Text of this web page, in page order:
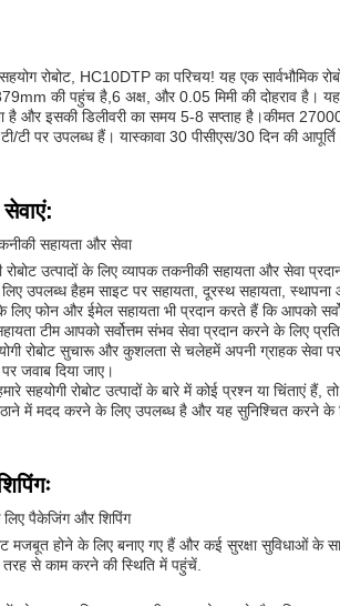
रोबोट, HC10DTP का परिचय! यह एक सार्वभौमिक
की पहुंच है,6 अक्ष, और 0.05 मिमी की दोहराव है।
है और इसकी डिलीवरी का समय 5-8 सप्ताह है।कीमत
टी पर उपलब्ध हैं। यास्कावा 30 पीसीएस/30 दिन की आपूर्ति
सहायता और सेवा
उत्पादों के लिए व्यापक तकनीकी सहायता और सेवा
उपलब्ध हैहम साइट पर सहायता, दूरस्थ सहायता,
फोन और ईमेल सहायता भी प्रदान करते हैं कि आपको
टीम आपको सर्वोत्तम संभव सेवा प्रदान करने के लिए
रोबोट सुचारू और कुशलता से चलेहमें अपनी ग्राहक सेवा
जवाब दिया जाए।
सहयोगी रोबोट उत्पादों के बारे में कोई प्रश्न या चिंताएं
में मदद करने के लिए उपलब्ध है और यह सुनिश्चित करने के
लिए पैकेजिंग और शिपिंग
मजबूत होने के लिए बनाए गए हैं और कई सुरक्षा सुविधाओं के
तरह से काम करने की स्थिति में पहुंचें.